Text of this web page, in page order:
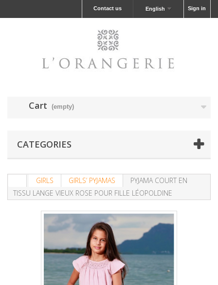
Sign in
English
Contact us
Cart (empty)
CATEGORIES
GIRLS GIRLS’ PYJAMAS
PYJAMA COURT EN
TISSU LANGE VIEUX ROSE POUR FILLE LÉOPOLDINE